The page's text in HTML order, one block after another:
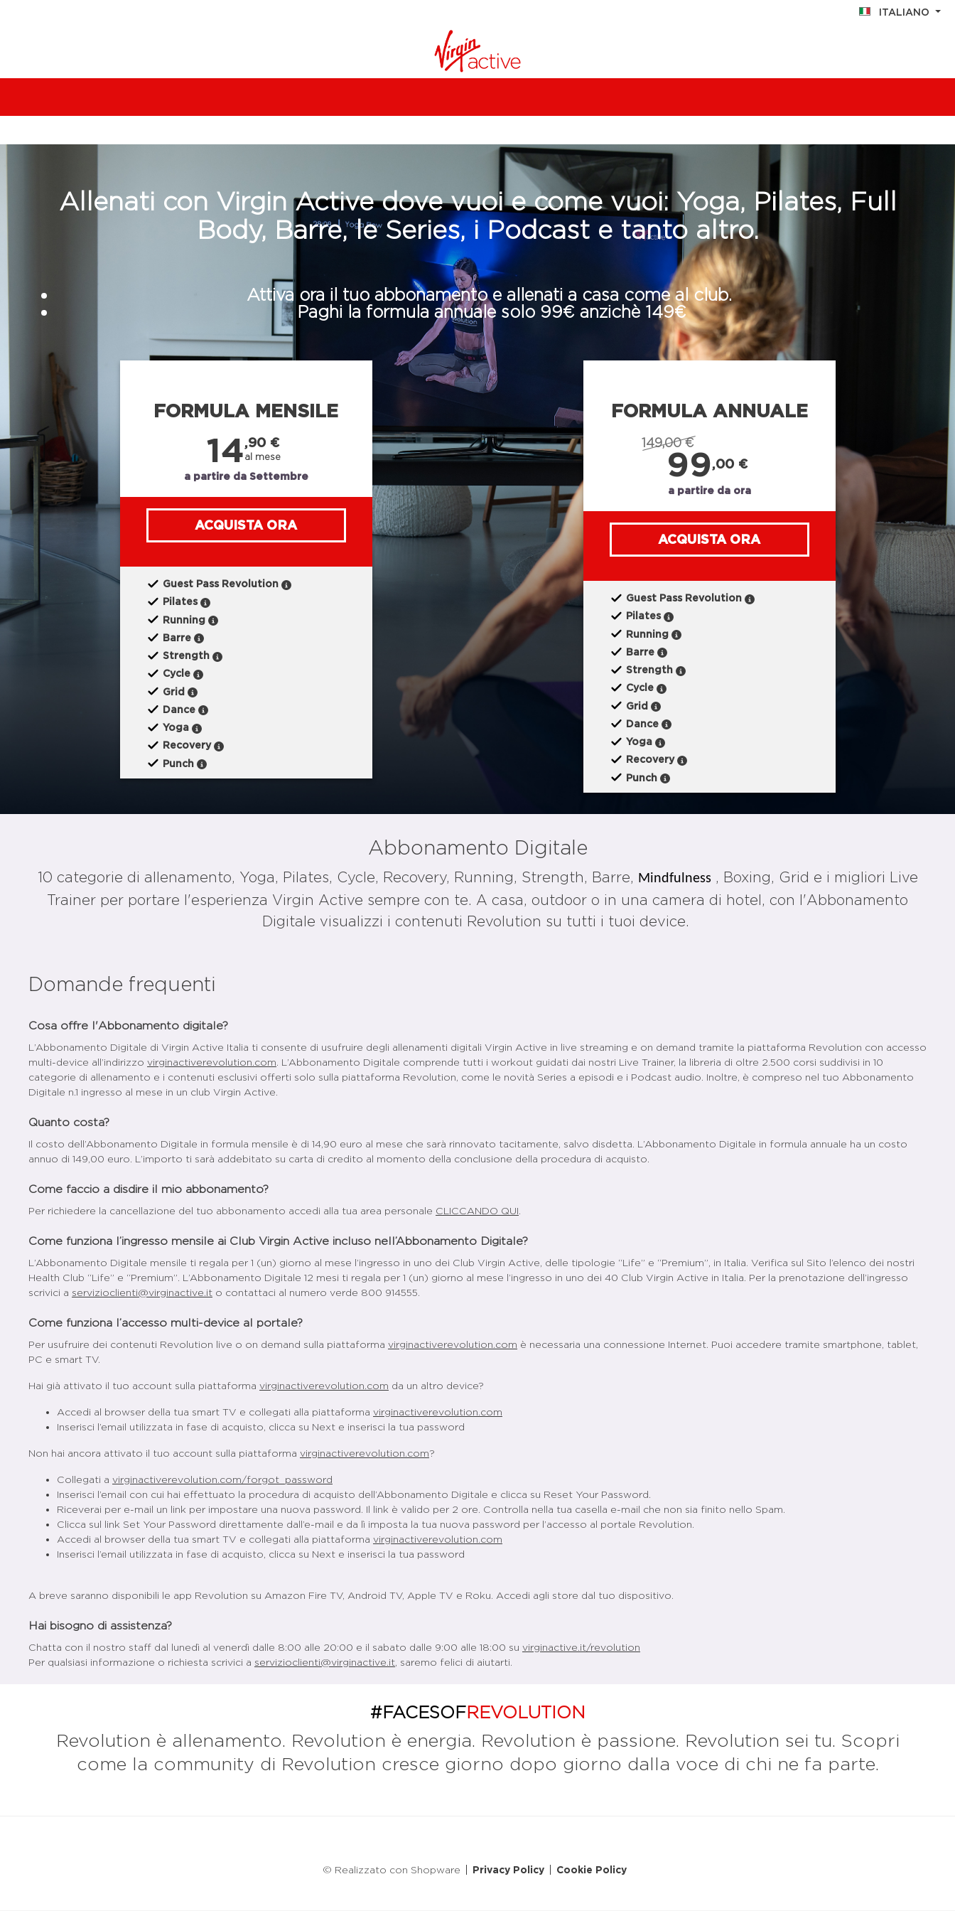
ITALIANO
Allenati con Virgin Active dove vuoi e come vuoi: Yoga, Pilates, Full
Body, Barre, le Series, i Podcast e tanto altro.
Attiva ora il tuo abbonamento e allenati a casa come al club.
Paghi la formula annuale solo 99€ anzichè 149€
FORMULA MENSILE
14,90 €
al mese
a partire da Settembre
ACQUISTA ORA
Guest Pass Revolution
Pilates
Running
Barre
Strength
Cycle
Grid
Dance
Yoga
Recovery
Punch
FORMULA ANNUALE
149,00 €
99,00 €
a partire da ora
ACQUISTA ORA
Guest Pass Revolution
Pilates
Running
Barre
Strength
Cycle
Grid
Dance
Yoga
Recovery
Punch
Abbonamento Digitale
10 categorie di allenamento, Yoga, Pilates, Cycle, Recovery, Running, Strength, Barre, Mindfulness , Boxing, Grid e i migliori Live
Trainer per portare l'esperienza Virgin Active sempre con te. A casa, outdoor o in una camera di hotel, con l'Abbonamento
Digitale visualizzi i contenuti Revolution su tutti i tuoi device.
Domande frequenti
Cosa offre l'Abbonamento digitale?
L’Abbonamento Digitale di Virgin Active Italia ti consente di usufruire degli allenamenti digitali Virgin Active in live streaming e on demand tramite la piattaforma Revolution con accesso
multi-device all’indirizzo virginactiverevolution.com . L’Abbonamento Digitale comprende tutti i workout guidati dai nostri Live Trainer, la libreria di oltre 2.500 corsi suddivisi in 10
categorie di allenamento e i contenuti esclusivi offerti solo sulla piattaforma Revolution, come le novità Series a episodi e i Podcast audio. Inoltre, è compreso nel tuo Abbonamento
Digitale n.1 ingresso al mese in un club Virgin Active.
Quanto costa?
Il costo dell’Abbonamento Digitale in formula mensile è di 14,90 euro al mese che sarà rinnovato tacitamente, salvo disdetta. L’Abbonamento Digitale in formula annuale ha un costo
annuo di 149,00 euro. L’importo ti sarà addebitato su carta di credito al momento della conclusione della procedura di acquisto.
Come faccio a disdire il mio abbonamento?
Per richiedere la cancellazione del tuo abbonamento accedi alla tua area personale CLICCANDO QUI
Come funziona l’ingresso mensile ai Club Virgin Active incluso nell’Abbonamento Digitale?
L’Abbonamento Digitale mensile ti regala per 1 (un) giorno al mese l’ingresso in uno dei Club Virgin Active, delle tipologie “Life” e “Premium”, in Italia. Verifica sul Sito l’elenco dei nostri
Health Club “Life” e “Premium”. L’Abbonamento Digitale 12 mesi ti regala per 1 (un) giorno al mese l’ingresso in uno dei 40 Club Virgin Active in Italia. Per la prenotazione dell’ingresso
scrivici a servizioclienti@virginactive.it o contattaci al numero verde 800 914555.
Come funziona l’accesso multi-device al portale?
Per usufruire dei contenuti Revolution live o on demand sulla piattaforma virginactiverevolution.com è necessaria una connessione Internet. Puoi accedere tramite smartphone, tablet,
PC e smart TV.
Hai già attivato il tuo account sulla piattaforma virginactiverevolution.com da un altro device?
Accedi al browser della tua smart TV e collegati alla piattaforma virginactiverevolution.com
Inserisci l’email utilizzata in fase di acquisto, clicca su Next e inserisci la tua password
Non hai ancora attivato il tuo account sulla piattaforma virginactiverevolution.com?
Collegati a virginactiverevolution.com/forgot_password
Inserisci l’email con cui hai effettuato la procedura di acquisto dell’Abbonamento Digitale e clicca su Reset Your Password.
Riceverai per e-mail un link per impostare una nuova password. Il link è valido per 2 ore. Controlla nella tua casella e-mail che non sia finito nello Spam.
Clicca sul link Set Your Password direttamente dall’e-mail e da lì imposta la tua nuova password per l’accesso al portale Revolution.
Accedi al browser della tua smart TV e collegati alla piattaforma virginactiverevolution.com
Inserisci l’email utilizzata in fase di acquisto, clicca su Next e inserisci la tua password
A breve saranno disponibili le app Revolution su Amazon Fire TV, Android TV, Apple TV e Roku. Accedi agli store dal tuo dispositivo.
Hai bisogno di assistenza?
Chatta con il nostro staff dal lunedì al venerdì dalle 8:00 alle 20:00 e il sabato dalle 9:00 alle 18:00 su virginactive.it/revolution
Per qualsiasi informazione o richiesta scrivici a servizioclienti@virginactive.it , saremo felici di aiutarti.
#FACESOFREVOLUTION
Revolution è allenamento. Revolution è energia. Revolution è passione. Revolution sei tu. Scopri
come la community di Revolution cresce giorno dopo giorno dalla voce di chi ne fa parte.
Privacy Policy Cookie Policy
© Realizzato con Shopware